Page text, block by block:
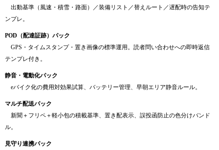
出動基準（風速・積雪・路面）／装備リスト／替えルート／遅配時の告知テ
ンプレ。
POD（配達証跡）パック
GPS・タイムスタンプ・置き画像の標準運用。読者問い合わせへの即時返信
テンプレ付き。
静音・電動化パック
eバイク化の費用対効果試算、バッテリー管理、早朝エリア静音ルール。
マルチ配送パック
新聞＋フリペ＋軽小包の積載基準、置き配表示、誤投函防止の色分けバンド
ル。
見守り連携パック